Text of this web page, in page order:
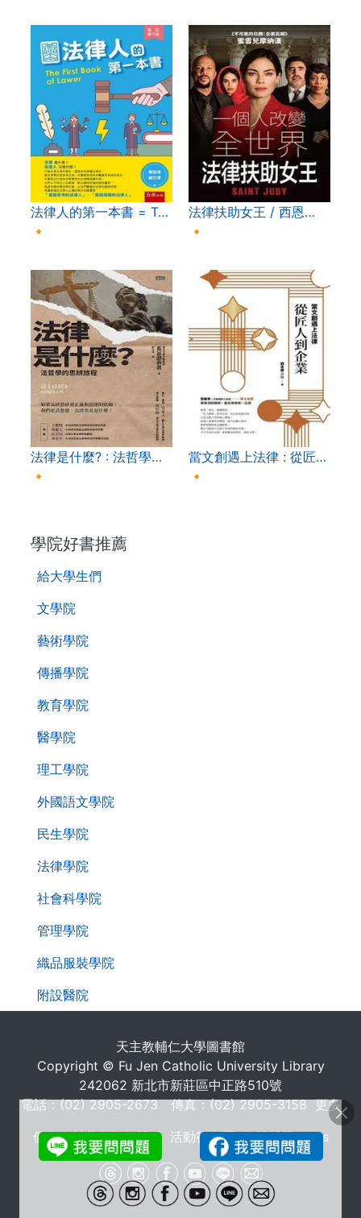
法律人的第一本書 = T…
🔸
法律扶助女王 / 西恩…
🔸
法律是什麼? : 法哲學…
🔸
當文創遇上法律 : 從匠…
🔸
學院好書推薦
給大學生們
文學院
藝術學院
傳播學院
教育學院
醫學院
理工學院
外國語文學院
民生學院
法律學院
社會科學院
管理學院
織品服裝學院
附設醫院
天主教輔仁大學圖書館
Copyright © Fu Jen Catholic University Library
242062 新北市新莊區中正路510號
電話：(02) 2905-2673 傳真：(02) 2905-3158更多
個人資料蒐集告知聲明 活動行事曆 常問問題 FAQs